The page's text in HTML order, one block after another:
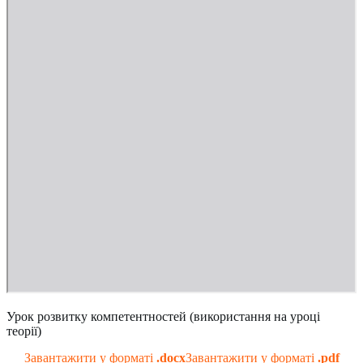
Урок розвитку компетентностей (використання на уроці
теорії)
Завантажити у форматі .docxЗавантажити у форматі .pdf